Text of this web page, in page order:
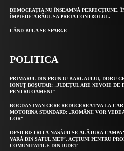
DEMOCRAȚIA NU ÎNSEAMNĂ PERFECȚIUNE.
ÎMPIEDICA RĂUL SĂ PREIA CONTROLUL.
CÂND BULA SE SPARGE
POLITICA
PRIMARUL DIN PRUNDU BÂRGĂULUI, DORU
IONUȚ BOȘUTAR: „JUDEȚUL ARE NEVOIE DE
PENTRU OAMENI”
BOGDAN IVAN CERE REDUCEREA TVA LA
MOTORINA STANDARD: „ROMÂNII VOR
LOR”
OFSD BISTRIȚA-NĂSĂUD SE ALĂTURĂ
VARĂ DIN SATUL MEU”. ACȚIUNI PENTRU
COMUNITĂȚILE DIN JUDEȚ